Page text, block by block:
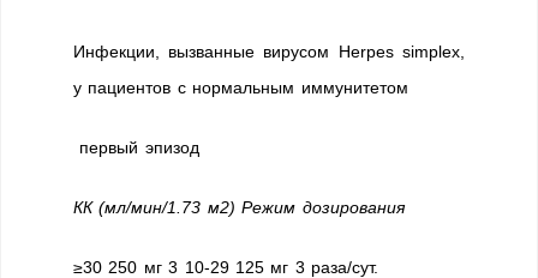
Инфекции, вызванные вирусом Herpes simplex,
у пациентов с нормальным иммунитетом
первый эпизод
КК (мл/мин/1.73 м2) Режим дозирования
≥30 250 мг 3 10-29 125 мг 3 раза/сут.